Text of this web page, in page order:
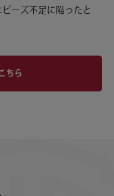
ーズ不足に陥ったと
ちら